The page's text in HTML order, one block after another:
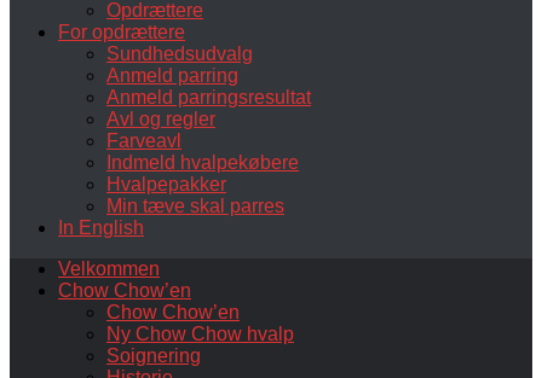
Opdrættere
For opdrættere
Sundhedsudvalg
Anmeld parring
Anmeld parringsresultat
Avl og regler
Farveavl
Indmeld hvalpekøbere
Hvalpepakker
Min tæve skal parres
In English
Velkommen
Chow Chow’en
Chow Chow’en
Ny Chow Chow hvalp
Soignering